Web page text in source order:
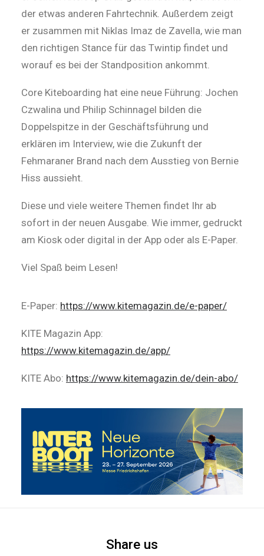
der etwas anderen Fahrtechnik. Außerdem zeigt
er zusammen mit Niklas Imaz de Zavella, wie man
den richtigen Stance für das Twintip findet und
worauf es bei der Standposition ankommt.
Core Kiteboarding hat eine neue Führung: Jochen
Czwalina und Philip Schinnagel bilden die
Doppelspitze in der Geschäftsführung und
erklären im Interview, wie die Zukunft der
Fehmaraner Brand nach dem Ausstieg von Bernie
Hiss aussieht.
Diese und viele weitere Themen findet Ihr ab
sofort in der neuen Ausgabe. Wie immer, gedruckt
am Kiosk oder digital in der App oder als E-Paper.
Viel Spaß beim Lesen!
E-Paper: https://www.kitemagazin.de/e-paper/
KITE Magazin App:
https://www.kitemagazin.de/app/
KITE Abo: https://www.kitemagazin.de/dein-abo/